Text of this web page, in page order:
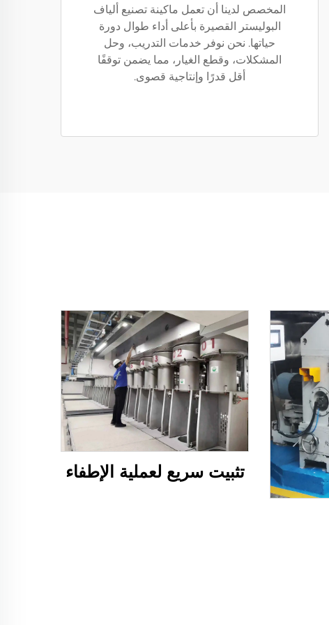
المخصص لدينا أن تعمل ماكينة تصنيع ألياف
البوليستر القصيرة بأعلى أداء طوال دورة
حياتها. نحن نوفر خدمات التدريب، وحل
المشكلات، وقطع الغيار، مما يضمن توقفًا
أقل قدرًا وإنتاجية قصوى.
تثبيت سريع لعملية الإطفاء